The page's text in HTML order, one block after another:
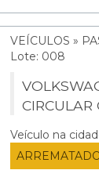
VEÍCULOS »
Lote: 008
Veículo na